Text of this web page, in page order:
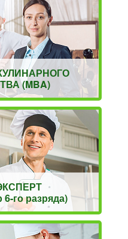
(MBA)
го разряда)